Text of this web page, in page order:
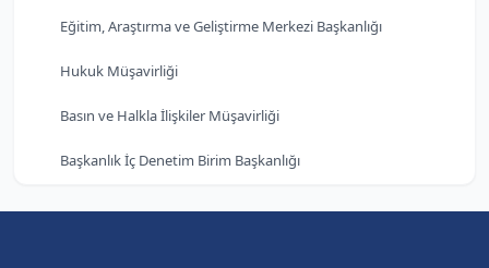
Eğitim, Araştırma ve Geliştirme Merkezi Başkanlığı
Hukuk Müşavirliği
Basın ve Halkla İlişkiler Müşavirliği
Başkanlık İç Denetim Birim Başkanlığı